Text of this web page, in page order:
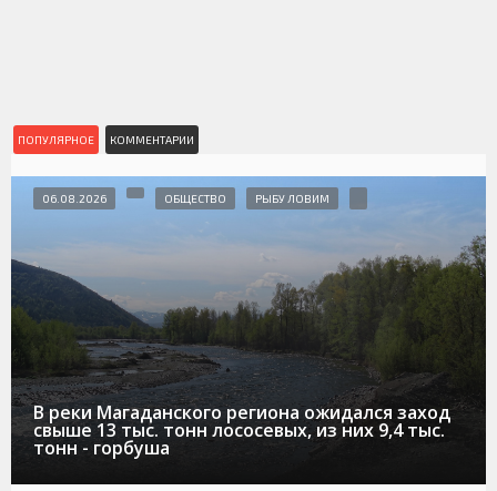
ПОПУЛЯРНОЕ КОММЕНТАРИИ
В реки Магаданского региона ожидался заход
свыше 13 тыс. тонн лососевых, из них 9,4 тыс.
тонн - горбуша
06.08.2026 ОБЩЕСТВО РЫБУ ЛОВИМ